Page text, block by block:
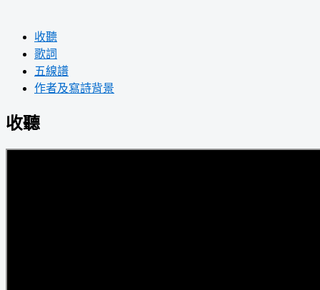
收聽
歌詞
五線譜
作者及寫詩背景
收聽